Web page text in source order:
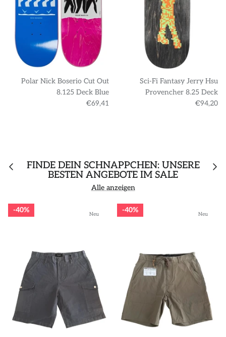
Polar Nick Boserio Cut Out
8.125 Deck Blue
€69,41
Sci-Fi Fantasy Jerry Hsu
Provencher 8.25 Deck
€94,20
FINDE DEIN SCHNÄPPCHEN: UNSERE
BESTEN ANGEBOTE IM SALE
Alle anzeigen
Neu
40% Neu
40%